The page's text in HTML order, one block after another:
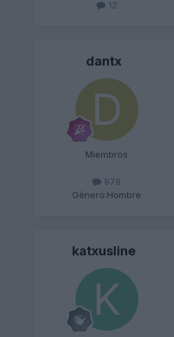
12
dantx
Miembros
878
Género:Hombre
katxusline